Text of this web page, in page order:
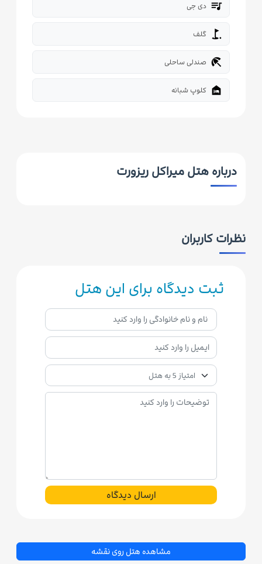
queue_music دی جی
golf_course گلف
beach_access صندلی ساحلی
night_shelter کلوپ شبانه
درباره هتل میراکل ریزورت
نظرات کاربران
ثبت دیدگاه برای این هتل
ارسال دیدگاه
مشاهده هتل روی نقشه